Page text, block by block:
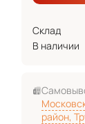
Склад
В наличии
район,